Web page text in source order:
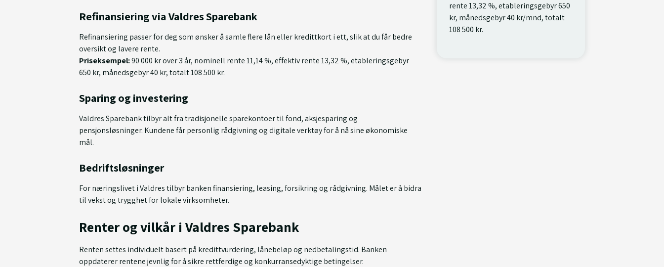
rente 13,32 %, etableringsgebyr 650
kr, månedsgebyr 40 kr/mnd, totalt
108 500 kr.
Refinansiering via Valdres Sparebank
Refinansiering passer for deg som ønsker å samle flere lån eller kredittkort i ett, slik at du får bedre
oversikt og lavere rente.
Priseksempel:90 000 kr over 3 år, nominell rente 11,14 %, effektiv rente 13,32 %, etableringsgebyr
650 kr, månedsgebyr 40 kr, totalt 108 500 kr.
Sparing og investering
Valdres Sparebank tilbyr alt fra tradisjonelle sparekontoer til fond, aksjesparing og
pensjonsløsninger. Kundene får personlig rådgivning og digitale verktøy for å nå sine økonomiske
mål.
Bedriftsløsninger
For næringslivet i Valdres tilbyr banken finansiering, leasing, forsikring og rådgivning. Målet er å bidra
til vekst og trygghet for lokale virksomheter.
Renter og vilkår i Valdres Sparebank
Renten settes individuelt basert på kredittvurdering, lånebeløp og nedbetalingstid. Banken
oppdaterer rentene jevnlig for å sikre rettferdige og konkurransedyktige betingelser.